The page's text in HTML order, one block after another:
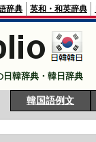
辞典 英和・和英辞典
日韓辞典・韓日辞典
韓国語例文